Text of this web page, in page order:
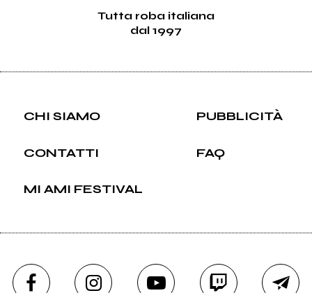
Tutta roba italiana
dal 1997
CHI SIAMO PUBBLICITÀ
CONTATTI FAQ
MI AMI FESTIVAL